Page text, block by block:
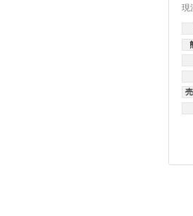
現